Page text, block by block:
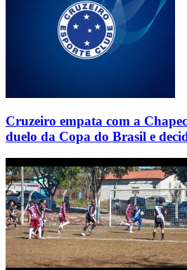
Cruzeiro empata com a
duelo da Copa do Brasil e